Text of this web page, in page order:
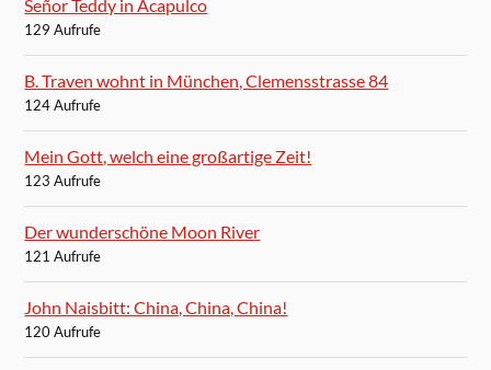
Señor Teddy in Acapulco
129 Aufrufe
B. Traven wohnt in München, Clemensstrasse 84
124 Aufrufe
Mein Gott, welch eine großartige Zeit!
123 Aufrufe
Der wunderschöne Moon River
121 Aufrufe
John Naisbitt: China, China, China!
120 Aufrufe